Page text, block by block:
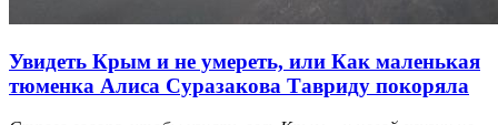
Увидеть Крым и не умереть, или Как маленькая
тюменка Алиса Суразакова Тавриду покоряла